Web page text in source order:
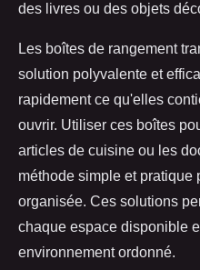
des livres ou des objets
Les boîtes de rangement
solution polyvalente et
rapidement ce qu'elles
ouvrir. Utiliser ces boîtes
articles de cuisine ou les
méthode simple et pratique
organisée. Ces solutions
chaque espace disponible
environnement ordonné.